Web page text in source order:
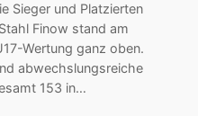
Sieger und Platzierten
Finow stand am
Wertung ganz oben.
abwechslungsreiche
153 in…